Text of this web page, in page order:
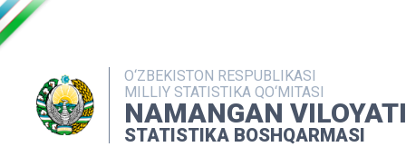
O‘ZBEKISTON RESPUBLIKASI
MILLIY STATISTIKA QO‘MITASI
NAMANGAN VILOYATI
STATISTIKA BOSHQARMASI